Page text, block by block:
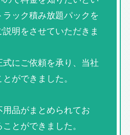
ック積み放題パックを
明をさせていただきま
にご依頼を承り、当社
ができました。
品がまとめられてお
とができました。